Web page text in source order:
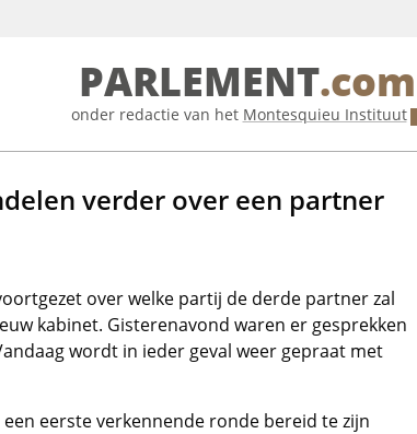
PARLEMENT.com
onder redactie van het Montesquieu Instituut
verder over een partner
over welke partij de derde partner zal
kabinet. Gisterenavond waren er gesprekken
wordt in ieder geval weer gepraat met
eerste verkennende ronde bereid te zijn